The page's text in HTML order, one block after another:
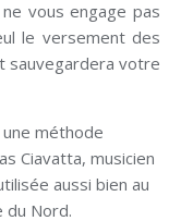
vous engage pas
le versement des
sauvegardera votre
méthode
Ciavatta, musicien
aussi bien au
du Nord.